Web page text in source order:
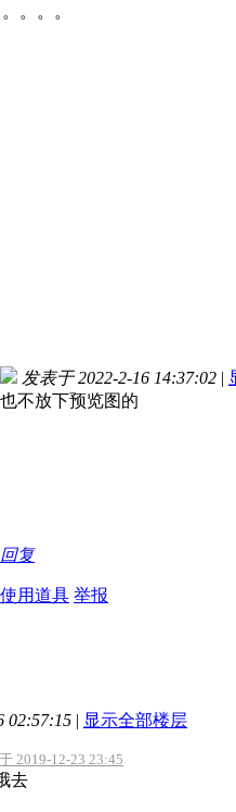
。。。
发表于 2022-2-16 14:37:02 |
也不放下预览图的
回复
使用道具 举报
02:57:15 | 显示全部楼层
2019-12-23 23:45
去